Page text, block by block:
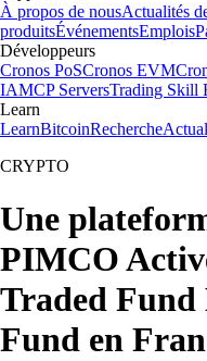
À propos de nousActualités
produitsÉvénementsEmplois
Développeurs
Cronos PoSCronos EVM
IAMCP ServersTrading Skill
Learn
LearnBitcoinRecherche
CRYPTO
Une
PIMCO
Traded Fund
Fund en